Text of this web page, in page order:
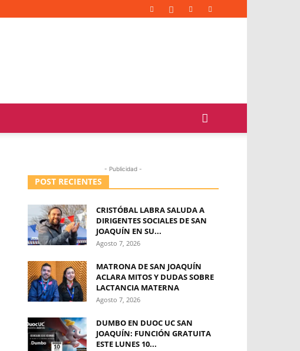
- Publicidad -
POST RECIENTES
CRISTÓBAL LABRA SALUDA A
DIRIGENTES SOCIALES DE SAN
JOAQUÍN EN SU...
Agosto 7, 2026
MATRONA DE SAN JOAQUÍN
ACLARA MITOS Y DUDAS SOBRE
LACTANCIA MATERNA
Agosto 7, 2026
DUMBO EN DUOC UC SAN
JOAQUÍN: FUNCIÓN GRATUITA
ESTE LUNES 10...